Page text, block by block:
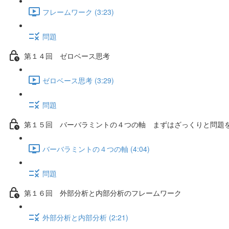
フレームワーク (3:23)
問題
第１４回 ゼロベース思考
ゼロベース思考 (3:29)
問題
第１５回 バーバラミントの４つの軸 まずはざっくりと問題
バーバラミントの４つの軸 (4:04)
問題
第１６回 外部分析と内部分析のフレームワーク
外部分析と内部分析 (2:21)